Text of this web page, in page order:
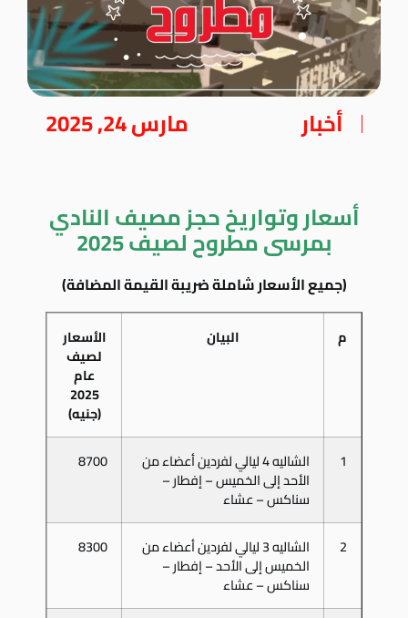
أخبار مارس 24, 2025
أسعار وتواريخ حجز مصيف النادي
بمرسى مطروح لصيف 2025
(جميع الأسعار شاملة ضريبة القيمة المضافة)
م البيان الأسعار
لصيف
عام
2025
(جنيه)
1
الشاليه 4 ليالي لفردين أعضاء من
الأحد إلى الخميس – إفطار –
سناكس – عشاء
8700
2 الشاليه 3 ليالي لفردين أعضاء من
الخميس إلى الأحد – إفطار –
سناكس – عشاء
8300